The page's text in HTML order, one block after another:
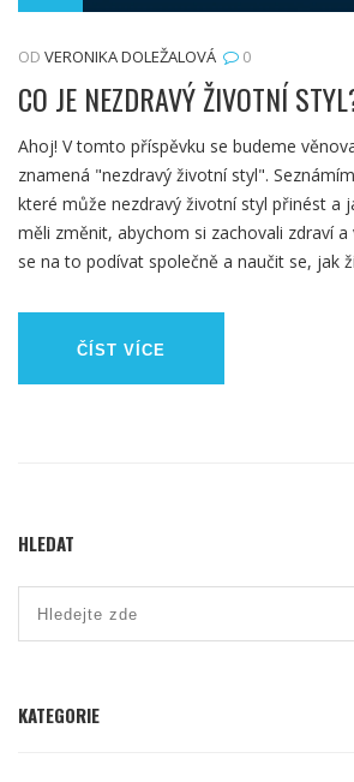
OD VERONIKA DOLEŽALOVÁ 0
CO JE NEZDRAVÝ ŽIVOTNÍ
Ahoj! V tomto příspěvku se budeme
znamená "nezdravý životní styl".
které může nezdravý životní styl přinést a
měli změnit, abychom si zachovali zdraví
se na to podívat společně a naučit se, jak
ČÍST VÍCE
HLEDAT
KATEGORIE